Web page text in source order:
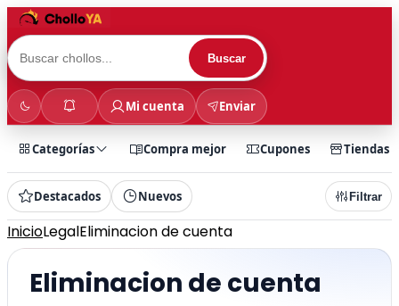
Buscar
Mi cuenta Enviar
Categorías Compra mejor Cupones Tiendas
Destacados Nuevos Filtrar
InicioLegalEliminacion de cuenta
Eliminacion de cuenta